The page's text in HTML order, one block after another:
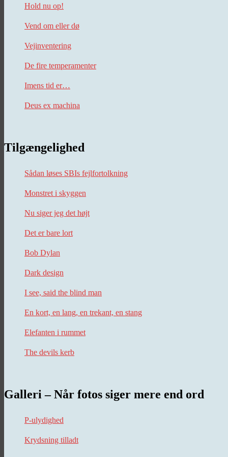
Hold nu op!
Vend om eller dø
Vejinventering
De fire temperamenter
Imens tid er…
Deus ex machina
Tilgængelighed
Sådan løses SBIs fejlfortolkning
Monstret i skyggen
Nu siger jeg det højt
Det er bare lort
Bob Dylan
Dark design
I see, said the blind man
En kort, en lang, en trekant, en stang
Elefanten i rummet
The devils kerb
Galleri – Når fotos siger mere end ord
P-ulydighed
Krydsning tilladt